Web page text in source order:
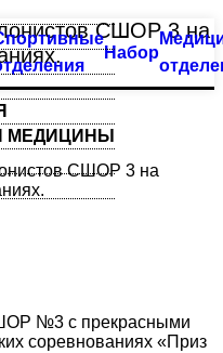
Набор
МЕДИЦИНЫ
СШОР 3 на
СШОР 3 на
№3 с прекрасными
соревнованиях «Приз